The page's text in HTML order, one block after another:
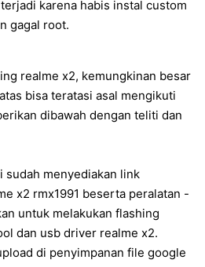
karena habis instal custom
gagal root.
realme x2, kemungkinan besar
bisa teratasi asal mengikuti
dibawah dengan teliti dan
sudah menyediakan link
x2 rmx1991 beserta peralatan -
untuk melakukan flashing
dan usb driver realme x2.
di penyimpanan file google